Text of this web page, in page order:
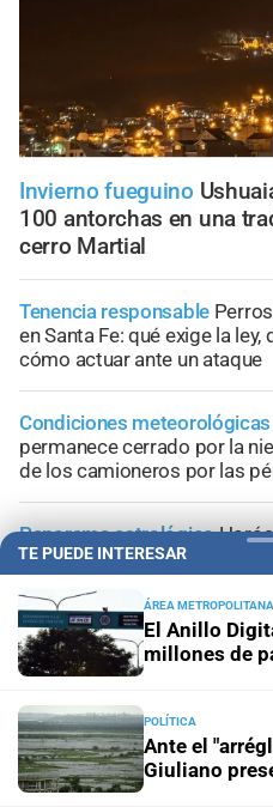
Invierno fueguino
100 antorchas en una
cerro Martial
Tenencia responsable
en Santa Fe: qué exige la
cómo actuar ante un ataque
Condiciones meteorológicas
permanece cerrado por la
de los camioneros por las
Panorama astrológico
de 2026
Horóscopo del día
agosto de 2026
TE PUEDE INTERESAR
ÁREA METROPOLITANA
El Anillo
millones de
POLÍTICA
Ante el
Giuliano